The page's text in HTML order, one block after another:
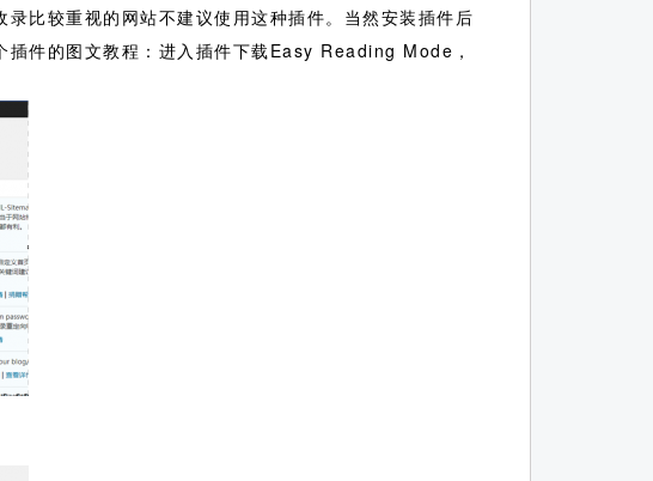
比较重视的网站不建议使用这种插件。当然安装插件后
插件的图文教程：进入插件下载Easy Reading Mode，